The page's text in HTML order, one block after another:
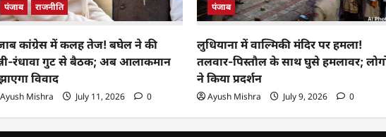
पंजाब राजनीति
कांग्रेस में कलह तेज! बघेल ने की
रंधावा गुट से बैठक; अब आलाकमान
विवाद
Ayush Mishra July 11, 2026 0
पंजाब
लुधियाना में वाल्मिकी मंदिर पर हमला!
तलवार-पिस्तौल के साथ घुसे हमलावर;
ने किया प्रदर्शन
Ayush Mishra July 9, 2026 0